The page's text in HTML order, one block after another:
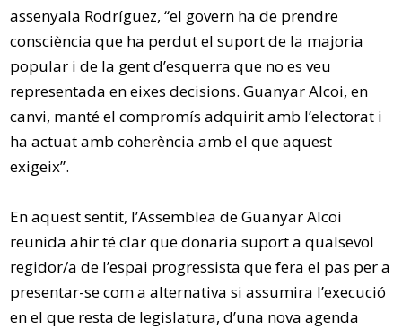
assenyala Rodríguez, “el govern ha de prendre
consciència que ha perdut el suport de la majoria
popular i de la gent d’esquerra que no es veu
representada en eixes decisions. Guanyar Alcoi, en
canvi, manté el compromís adquirit amb l’electorat i
ha actuat amb coherència amb el que aquest
exigeix”.
En aquest sentit, l’Assemblea de Guanyar Alcoi
reunida ahir té clar que donaria suport a qualsevol
regidor/a de l’espai progressista que fera el pas per a
presentar-se com a alternativa si assumira l’execució
en el que resta de legislatura, d’una nova agenda